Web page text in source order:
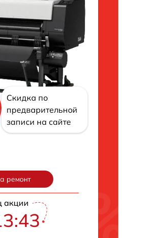
Скидка по
предварительной
записи на сайте
ремонт
акции